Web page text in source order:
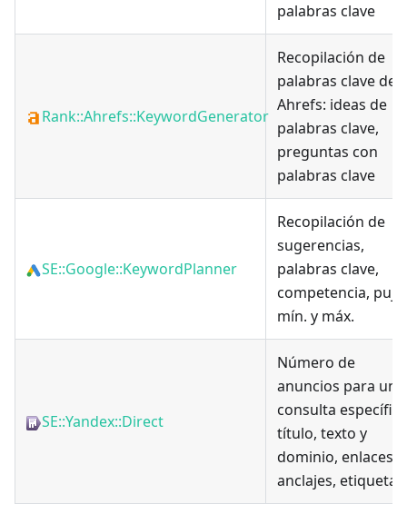
palabras clave
Rank::Ahrefs::KeywordGenerator
Recopilación de
palabras clave de
Ahrefs: ideas de
palabras clave,
preguntas con
palabras clave
SE::Google::KeywordPlanner
Recopilación de
sugerencias,
palabras clave,
competencia,
mín. y máx.
SE::Yandex::Direct
Número de
anuncios para una
consulta
título, texto y
dominio, enlaces,
anclajes, etiquetas